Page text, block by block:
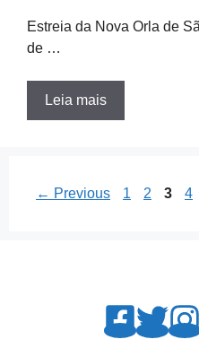
Estreia da Nova Orla de
de …
Leia mais
← Previous Page
1 Page
2 Page
3 4